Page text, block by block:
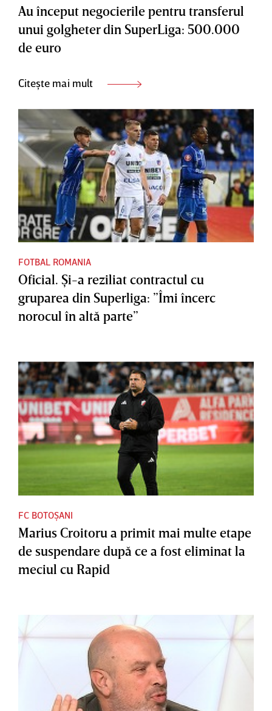
Au început negocierile pentru transferul
unui golgheter din SuperLiga: 500.000
de euro
Citește mai mult
FOTBAL ROMANIA
Oficial. Şi-a reziliat contractul cu
gruparea din Superliga: ”Îmi încerc
norocul în altă parte”
FC BOTOȘANI
Marius Croitoru a primit mai multe etape
de suspendare după ce a fost eliminat la
meciul cu Rapid